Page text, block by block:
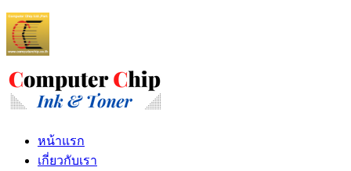
หน้าแรก
เกี่ยวกับเรา